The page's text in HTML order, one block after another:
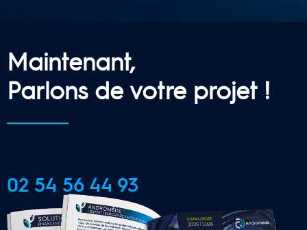
Maintenant,
Parlons de votre projet !
02 54 56 44 93